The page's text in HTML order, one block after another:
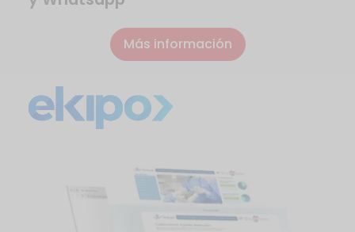
Más información